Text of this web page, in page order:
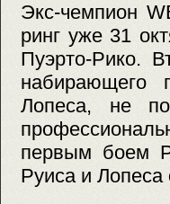
Экс-чемпион
ринг уже 31
Пуэрто-Рико.
набирающего
Лопеса, не
первым боем
Руиса и